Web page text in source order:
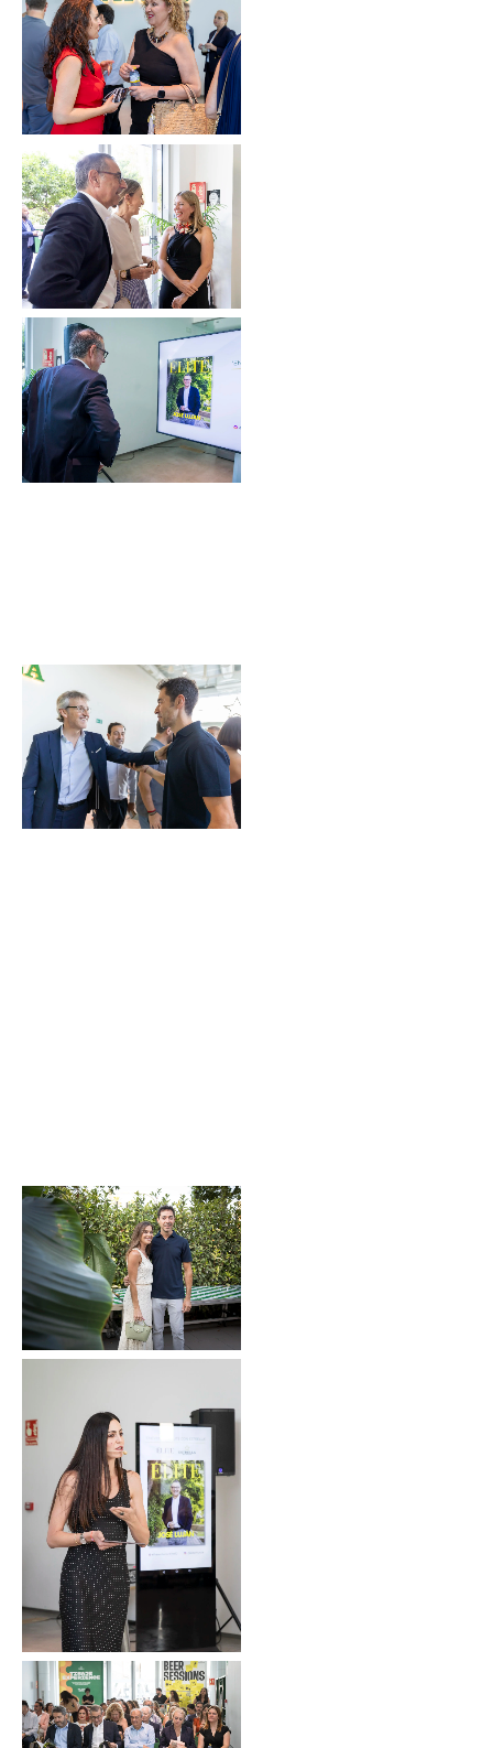
Sin leyenda
Sin leyenda
Sin leyenda
Sin leyenda
Sin leyenda
Sin leyenda
Sin leyenda